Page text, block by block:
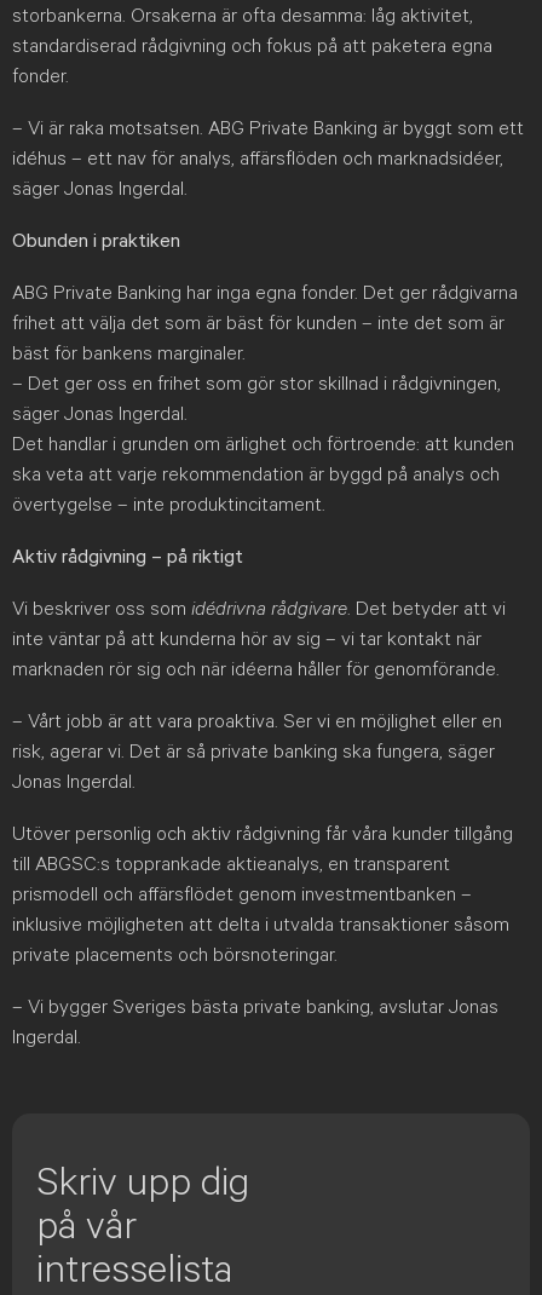
storbankerna. Orsakerna är ofta desamma: låg aktivitet,
standardiserad rådgivning och fokus på att paketera egna
fonder.
– Vi är raka motsatsen. ABG Private Banking är byggt som ett
idéhus – ett nav för analys, affärsflöden och marknadsidéer,
säger Jonas Ingerdal.
Obunden i praktiken
ABG Private Banking har inga egna fonder. Det ger rådgivarna
frihet att välja det som är bäst för kunden – inte det som är
bäst för bankens marginaler.
– Det ger oss en frihet som gör stor skillnad i rådgivningen,
säger Jonas Ingerdal.
Det handlar i grunden om ärlighet och förtroende: att kunden
ska veta att varje rekommendation är byggd på analys och
övertygelse – inte produktincitament.
Aktiv rådgivning – på riktigt
Vi beskriver oss som idédrivna rådgivare. Det betyder att vi
inte väntar på att kunderna hör av sig – vi tar kontakt när
marknaden rör sig och när idéerna håller för genomförande.
– Vårt jobb är att vara proaktiva. Ser vi en möjlighet eller en
risk, agerar vi. Det är så private banking ska fungera, säger
Jonas Ingerdal.
Utöver personlig och aktiv rådgivning får våra kunder tillgång
till ABGSC:s topprankade aktieanalys, en transparent
prismodell och affärsflödet genom investmentbanken –
inklusive möjligheten att delta i utvalda transaktioner såsom
private placements och börsnoteringar.
– Vi bygger Sveriges bästa private banking, avslutar Jonas
Ingerdal.
Skriv upp dig
på vår
intresselista